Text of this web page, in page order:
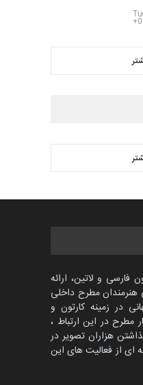
فارسی و لاتین، ارائه
هنرمندان مطرح داخلی
در زمینه کارتون و
مطرح در این ارتباط ،
هزاران تصویر در
ای از فعالیت های این